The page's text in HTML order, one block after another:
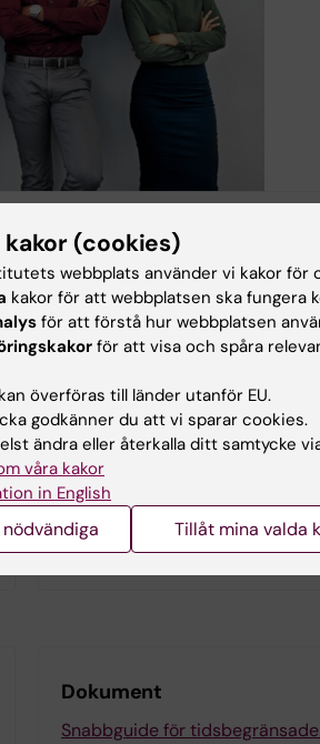
Doktorand
Dokument
Snabbguide för
(cookies)
webbplats använder vi kakor för
kakor för att webbplatsen ska fungera
för att förstå hur webbplatsen
för att visa och spåra
överföras till länder utanför EU.
godkänner du att vi sparar cookies.
ändra eller återkalla ditt samtycke
våra kakor
in English
Tillåt mina valda